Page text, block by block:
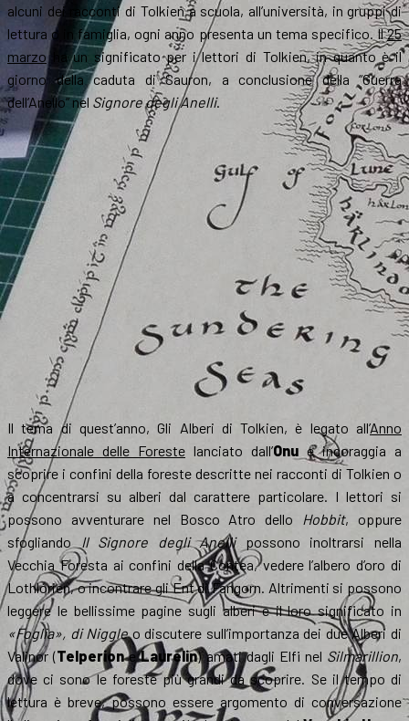
alcuni dei racconti di Tolkien a scuola, all’università, in gruppi di
lettura o in famiglia, ogni anno presenta un tema specifico. Il25
marzoha un significato per i lettori di Tolkien, in quanto è il
giorno della caduta di Sauron, a conclusione della “Guerra
dell’Anello” nel Signore degli Anelli.
Il tema di quest’anno, Gli Alberi di Tolkien, è legato all’Anno
Internazionale delle Foreste lanciato dall’Onu e incoraggia a
scoprire i confini della foreste descritte nei racconti di Tolkien o
a concentrarsi su alberi dal carattere particolare. I lettori si
possono avventurare nel Bosco Atro dello Hobbit, oppure
sfogliandoIl Signore degli Anellipossono inoltrarsi nella
Vecchia Foresta ai confini della Contea, vedere l’albero d’oro di
Lothlórien, o incontrare gli Ent di Fangorn. Altrimenti si possono
leggere le bellissime pagine sugli alberi e il loro significato in
«Foglia», di Niggleo discutere sull’importanza dei due Alberi di
Valinor (TelperioneLaurelin) amati dagli Elfi nel Silmarillion,
dove ci sono le foreste più grandi da scoprire. Se il tempo di
lettura è breve, possono essere argomento di conversazione